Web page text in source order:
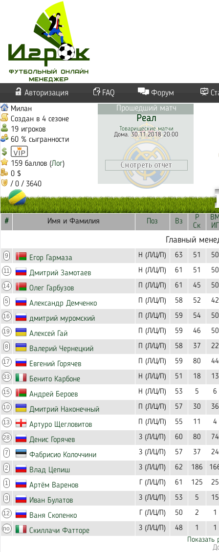
Авторизация FAQ Форум
Милан
Создан в 4 сезоне
19 игроков
60 % сыгранности
159 баллов (Лог)
0 $
/ 0 / 3640
Прошедший матч
Реал
Товарищеские матчи
Дома. 30.11.2018 20:00
# Имя и Фамилия Поз Вз
Р
Ск
ИГ
Главный
9 Егор Гармаза Н (Л/Ц/П) 63 51 50
11 Дмитрий Замотаев Н (Л/Ц/П) 61 51 50
14 Олег Гарбузов П (Л/Ц/П) 61 45 50
5 Александр Демченко П (Л/Ц/П) 58 52 42
16 дмитрий муромский П (Л/Ц/П) 59 54 50
19 Алексей Гай П (Л/Ц/П) 59 46 50
8 Валерий Чернецкий П (Л/Ц/П) 58 37 22
17 Евгений Горячев П (Л/Ц/П) 59 80 44
33 Бенито Карбоне Н (Л/Ц/П) 51 18 13
15 Андрей Бероев Н (Л/Ц/П) 53 5 6
10 Дмитрий Наконечный П (Л/Ц/П) 57 30 36
13 Артуро Щегловитов П (Л/Ц/П) 55 11 4
28 Денис Горячев З (Л/Ц/П) 60 80 74
7 Фабрисио Колоччини З (Л/Ц/П) 57 37 24
2 Влад Цепиш З (Л/Ц/П) 62 186
1 Артём Варенов Г (Л/Ц/П) 61 125 25
3 Иван Булатов З (Л/Ц/П) 53 5 15
12 Ваня Скопенко Г (Л/Ц/П) 50 2 1
no Скиллачи Фатторе З (Л/Ц/П) 48 1
1
Показать